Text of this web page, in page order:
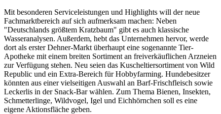
Mit besonderen Serviceleistungen und Highlights will der neue
Fachmarktbereich auf sich aufmerksam machen: Neben
"Deutschlands größtem Kratzbaum" gibt es auch klassische
Wasseranalysen. Außerdem, hebt das Unternehmen hervor, werde
dort als erster Dehner-Markt überhaupt eine sogenannte Tier-
Apotheke mit einem breiten Sortiment an freiverkäuflichen Arzneien
zur Verfügung stehen. Neu seien das Kuscheltiersortiment von Wild
Republic und ein Extra-Bereich für Hobbyfarming. Hundebesitzer
könnten aus einer vielseitigen Auswahl an Barf-Frischfleisch sowie
Leckerlis in der Snack-Bar wählen. Zum Thema Bienen, Insekten,
Schmetterlinge, Wildvogel, Igel und Eichhörnchen soll es eine
eigene Aktionsfläche geben.